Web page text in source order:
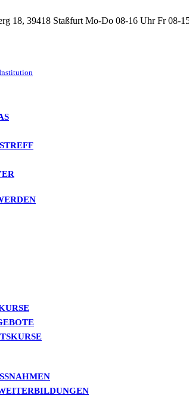
18, 39418 Staßfurt Mo-Do 08-16 Uhr Fr 08-